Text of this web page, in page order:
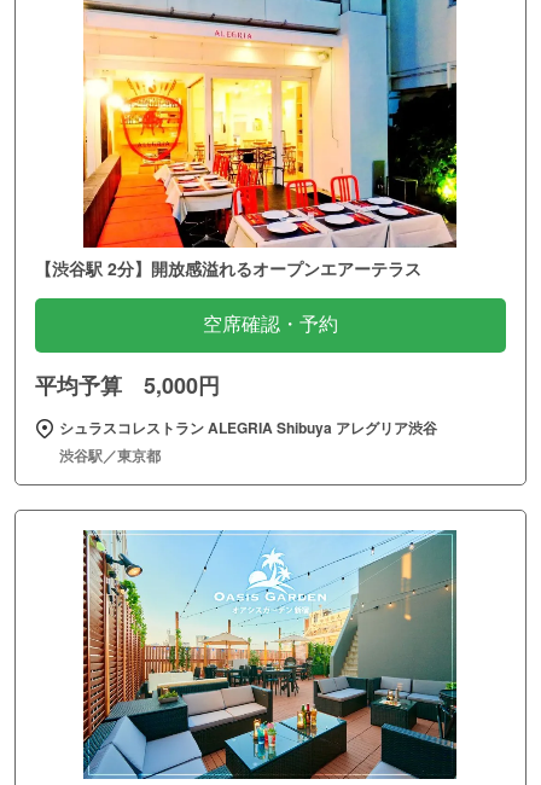
【渋谷駅 2分】開放感溢れるオープンエアーテラス
空席確認・予約
平均予算 5,000円
シュラスコレストラン ALEGRIA Shibuya アレグリア渋谷
渋谷駅／東京都